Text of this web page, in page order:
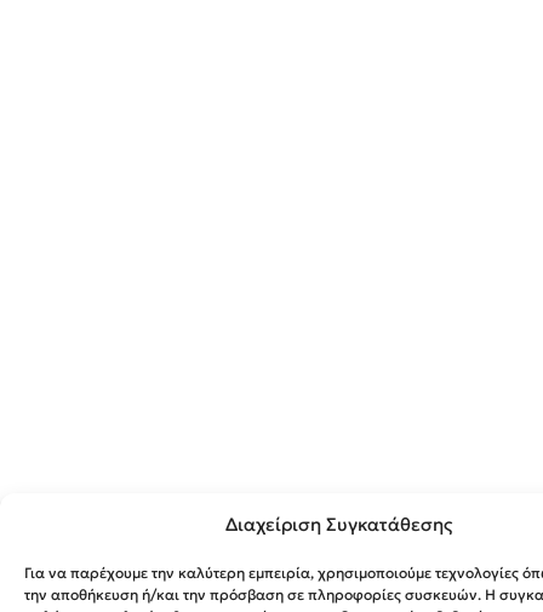
Διαχείριση Συγκατάθεσης
Για να παρέχουμε την καλύτερη εμπειρία, χρησιμοποιούμε τεχνολογίες
την αποθήκευση ή/και την πρόσβαση σε πληροφορίες συσκευών. Η